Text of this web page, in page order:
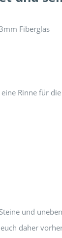
Fiberglas
Rinne für
und
daher vorher